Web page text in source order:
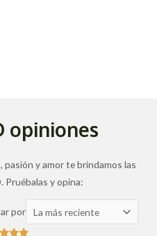
opiniones
pasión y amor te brindamos las
Pruébalas y opina:
por Ordenar
las